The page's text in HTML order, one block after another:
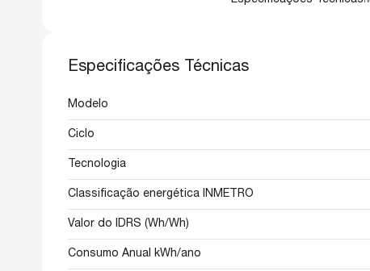
Especificações Técnicas
Modelo
Ciclo
Tecnologia
Classificação energética INMETRO
Valor do IDRS (Wh/Wh)
Consumo Anual kWh/ano